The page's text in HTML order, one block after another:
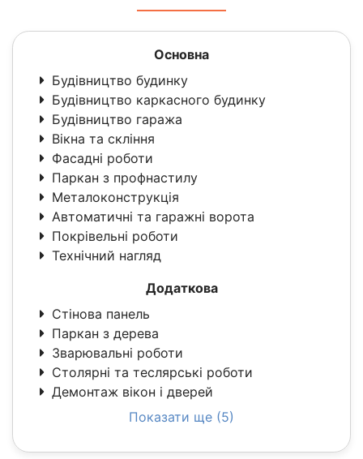
Основна
Будівництво будинку
Будівництво каркасного будинку
Будівництво гаража
Вікна та скління
Фасадні роботи
Паркан з профнастилу
Металоконструкція
Автоматичні та гаражні ворота
Покрівельні роботи
Технічний нагляд
Додаткова
Стінова панель
Паркан з дерева
Зварювальні роботи
Столярні та теслярські роботи
Демонтаж вікон і дверей
Показати ще (5)